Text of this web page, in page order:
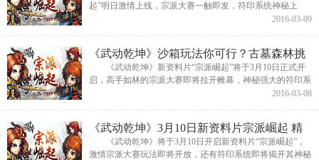
起”明日激情上线，宗派大赛一触即发，符印系统神秘上
线，更有精英关卡修罗模式即将开启！其中修罗副本为关卡
2016-03-09
《武动乾坤》沙箱玩法你可行？古墓森林挑
战心跳
《武动乾坤》新资料片“宗派崛起”将于3月10日正式开
启，高手如林的宗派大赛即将拉开帷幕，神秘强大的符印系
统横空出世，还有高自由度的古墓寻宝玩法等你挑战！沙箱
2016-03-08
《武动乾坤》3月10日新资料片宗派崛起 精
彩玩法抢先知晓
《武动乾坤》将于3月10日开启新资料片“宗派崛起”，
激情宗派大赛玩法即将开放，还有符印系统即将揭开其神秘